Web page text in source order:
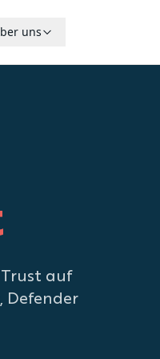
uns
auf
Defender